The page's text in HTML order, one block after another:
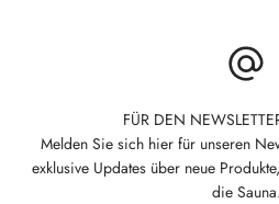
FÜR DEN
Melden Sie sich hier für unseren
exklusive Updates über neue
die Sauna.